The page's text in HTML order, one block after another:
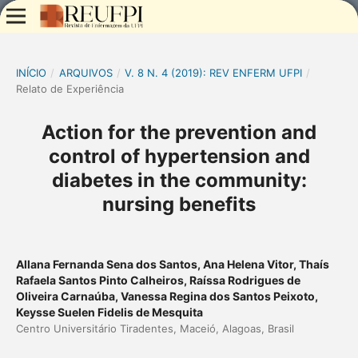
INÍCIO / ARQUIVOS / V. 8 N. 4 (2019): REV ENFERM UFPI /
Relato de Experiência
Action for the prevention and
control of hypertension and
diabetes in the community:
nursing benefits
Allana Fernanda Sena dos Santos, Ana Helena Vitor, Thaís
Rafaela Santos Pinto Calheiros, Raíssa Rodrigues de
Oliveira Carnaúba, Vanessa Regina dos Santos Peixoto,
Keysse Suelen Fidelis de Mesquita
Centro Universitário Tiradentes, Maceió, Alagoas, Brasil